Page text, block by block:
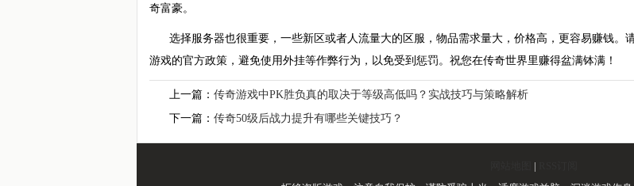
奇富豪。
选择服务器也很重要，一些新区或者人流量大的区服，物品需求量大，价格高，更容易赚钱。
游戏的官方政策，避免使用外挂等作弊行为，以免受到惩罚。祝您在传奇世界里赚得盆满钵满！
上一篇： 传奇游戏中PK胜负真的取决于等级高低吗？实战技巧与策略解析
下一篇： 传奇50级后战力提升有哪些关键技巧？
|